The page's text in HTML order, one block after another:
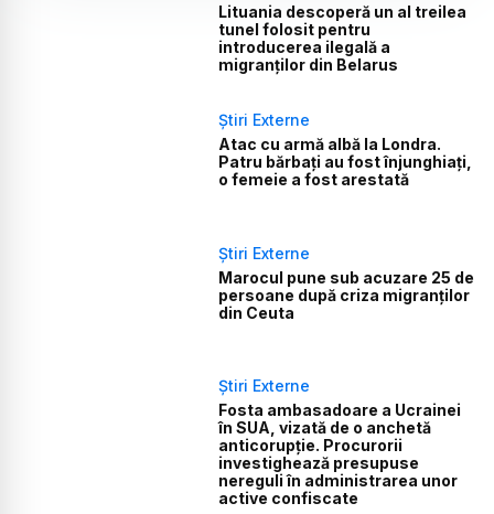
Lituania descoperă un al treilea
tunel folosit pentru
introducerea ilegală a
migranților din Belarus
Știri Externe
Atac cu armă albă la Londra.
Patru bărbați au fost înjunghiați,
o femeie a fost arestată
Știri Externe
Marocul pune sub acuzare 25 de
persoane după criza migranților
din Ceuta
Știri Externe
Fosta ambasadoare a Ucrainei
în SUA, vizată de o anchetă
anticorupție. Procurorii
investighează presupuse
nereguli în administrarea unor
active confiscate